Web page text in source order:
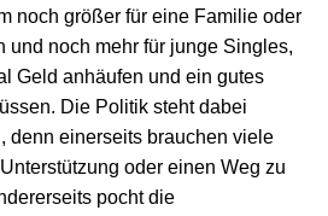
noch größer für eine Familie oder
und noch mehr für junge Singles,
Geld anhäufen und ein gutes
Die Politik steht dabei
denn einerseits brauchen viele
oder einen Weg zu
pocht die